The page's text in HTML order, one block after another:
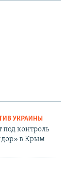
УКРАИНЫ
под контроль
в Крым